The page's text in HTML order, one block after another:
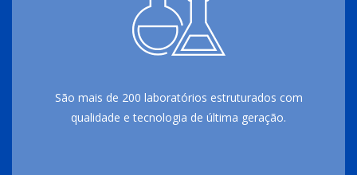
São mais de 200 laboratórios estruturados com
qualidade e tecnologia de última geração.